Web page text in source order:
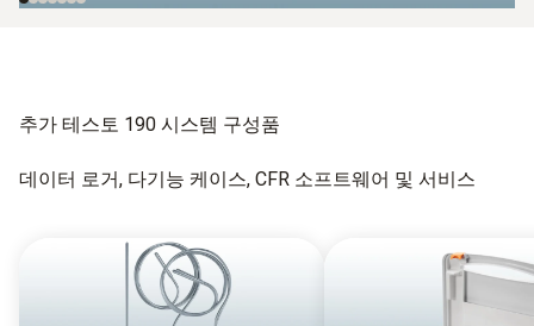
추가 테스토 190 시스템 구성품
데이터 로거, 다기능 케이스, CFR 소프트웨어 및 서비스